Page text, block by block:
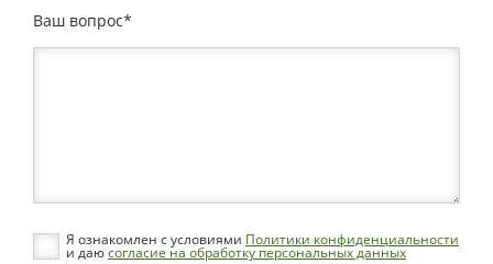
Ваш вопрос
Я ознакомлен с условиями Политики конфиденциальности
и даюсогласие на обработку персональных данных